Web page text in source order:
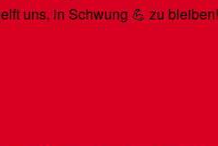
uns, in Schwung 💪 zu bleiben!